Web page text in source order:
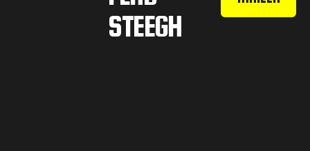
STEEGH